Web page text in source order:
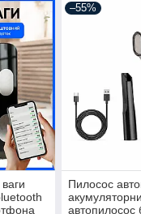
–55%
Пилосос
автопилосос